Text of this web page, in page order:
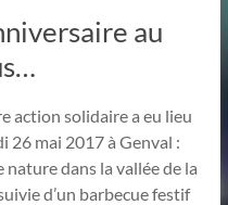
au
action solidaire a eu lieu
26 mai 2017 à Genval :
nature dans la vallée de la
d’un barbecue festif